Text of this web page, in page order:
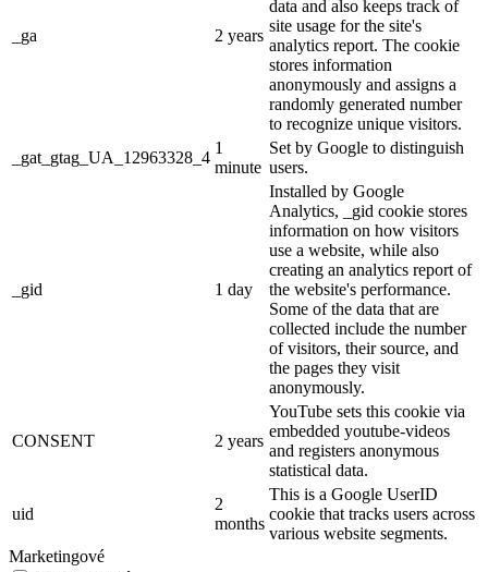
_ga 2 years
data and also keeps track of
site usage for the site's
analytics report. The cookie
stores information
anonymously and assigns a
randomly generated number
to recognize unique visitors.
_gat_gtag_UA_12963328_4
1
minute
Set by Google to distinguish
users.
_gid 1 day
Installed by Google
Analytics, _gid cookie stores
information on how visitors
use a website, while also
creating an analytics report of
the website's performance.
Some of the data that are
collected include the number
of visitors, their source, and
the pages they visit
anonymously.
CONSENT 2 years
YouTube sets this cookie via
embedded youtube-videos
and registers anonymous
statistical data.
uid
2
months
This is a Google UserID
cookie that tracks users across
various website segments.
Marketingové